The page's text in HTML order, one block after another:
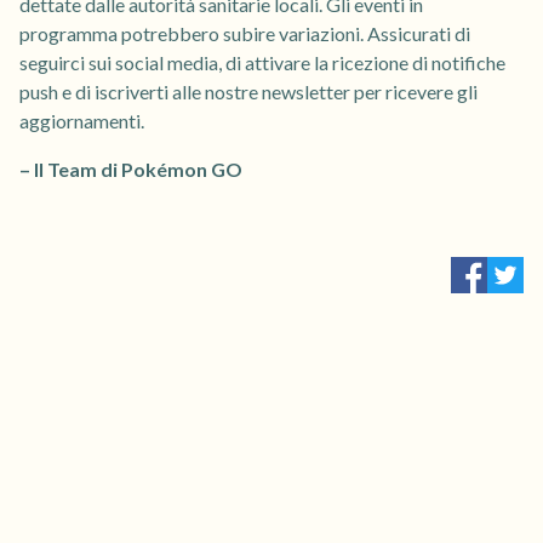
programma potrebbero subire variazioni. Assicurati di
seguirci sui social media, di attivare la ricezione di notifiche
push e di iscriverti alle nostre newsletter per ricevere gli
aggiornamenti.
– Il Team di Pokémon GO